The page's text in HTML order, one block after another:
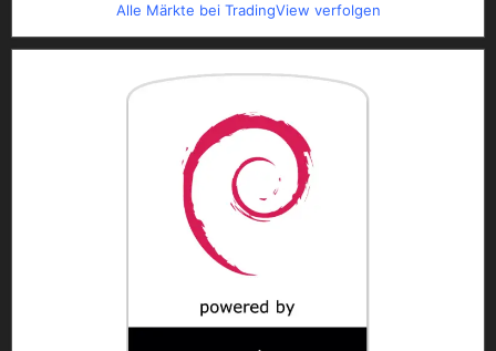
Alle Märkte bei TradingView verfolgen